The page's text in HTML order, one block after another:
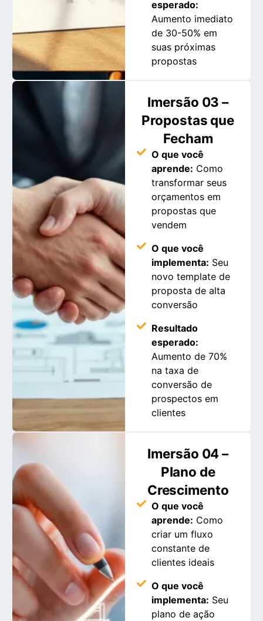
esperado:
Aumento imediato
de 30-50% em
suas próximas
propostas
Imersão 03 –
Propostas que
Fecham
O que você
aprende: Como
transformar seus
orçamentos em
propostas que
vendem
O que você
implementa: Seu
novo template de
proposta de alta
conversão
Resultado
esperado:
Aumento de 70%
na taxa de
conversão de
prospectos em
clientes
Imersão 04 –
Plano de
Crescimento
O que você
aprende: Como
criar um fluxo
constante de
clientes ideais
O que você
implementa: Seu
plano de ação
Insira seus dados para
prosseguir
CONTINUAR INSCRIÇÃO